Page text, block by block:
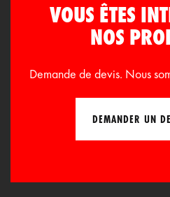
VOUS ÊTES
NOS
Demande de devis. Nous
DEMANDER UN